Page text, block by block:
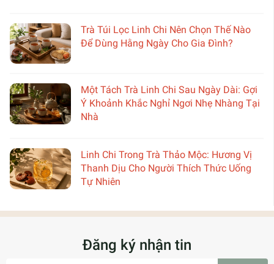
Trà Túi Lọc Linh Chi Nên Chọn Thế Nào
Để Dùng Hằng Ngày Cho Gia Đình?
Một Tách Trà Linh Chi Sau Ngày Dài: Gợi
Ý Khoảnh Khắc Nghỉ Ngơi Nhẹ Nhàng Tại
Nhà
Linh Chi Trong Trà Thảo Mộc: Hương Vị
Thanh Dịu Cho Người Thích Thức Uống
Tự Nhiên
Đăng ký nhận tin